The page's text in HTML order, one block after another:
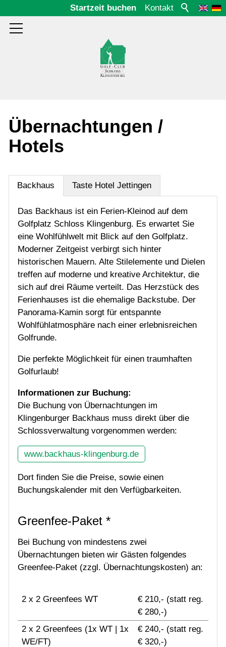
Kontakt
Startzeit buchen
Aktuelles
Platz
Club
Gäste
Greenfee
Greenfeeabkommen
Wegbeschreibung
Übernachtungen
Mannschaften
Jugend
Turniere
Golfschule
Golf & Natur
Übernachtungen /
Hotels
Backhaus Taste Hotel Jettingen
Das Backhaus ist ein Ferien-Kleinod auf dem
Golfplatz Schloss Klingenburg. Es erwartet Sie
eine Wohlfühlwelt mit Blick auf den Golfplatz.
Moderner Zeitgeist verbirgt sich hinter
historischen Mauern. Alte Stilelemente und Dielen
treffen auf moderne und kreative Architektur, die
sich auf drei Räume verteilt. Das Herzstück des
Ferienhauses ist die ehemalige Backstube. Der
Panorama-Kamin sorgt für entspannte
Wohlfühlatmosphäre nach einer erlebnisreichen
Golfrunde.
Die perfekte Möglichkeit für einen traumhaften
Golfurlaub!
Informationen zur Buchung:
Die Buchung von Übernachtungen im
Klingenburger Backhaus muss direkt über die
Schlossverwaltung vorgenommen werden:
www.backhaus-klingenburg.de
Dort finden Sie die Preise, sowie einen
Buchungskalender mit den Verfügbarkeiten.
Greenfee-Paket *
Bei Buchung von mindestens zwei
Übernachtungen bieten wir Gästen folgendes
Greenfee-Paket (zzgl. Übernachtungskosten) an:
2 x 2 Greenfees WT
€ 210,- (statt reg.
€ 280,-)
2 x 2 Greenfees (1x WT | 1x
WE/FT)
€ 240,- (statt reg.
€ 320,-)